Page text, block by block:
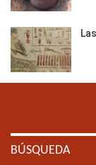
BÚSQUEDA